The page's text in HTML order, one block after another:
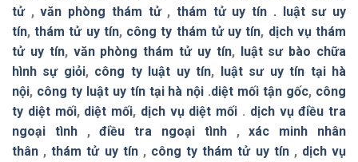
tử,văn phòng thám tử,thám tử uy tín . luật sư uy
tín,thám tử uy tín, công ty thám tử uy tín, dịch vụ thám
tử uy tín, văn phòng thám tử uy tín, luật sư bào chữa
hình sự giỏi, công ty luật uy tín, luật sư uy tín tại hà
nội, công ty luật uy tín tại hà nội .diệt mối tận gốc, công
ty diệt mối, diệt mối, dịch vụ diệt mối . dịch vụ điều tra
ngoại tình,điều tra ngoại tình,xác minh nhân
thân ,thám tử uy tín, công ty thám tử uy tín, dịch vụ